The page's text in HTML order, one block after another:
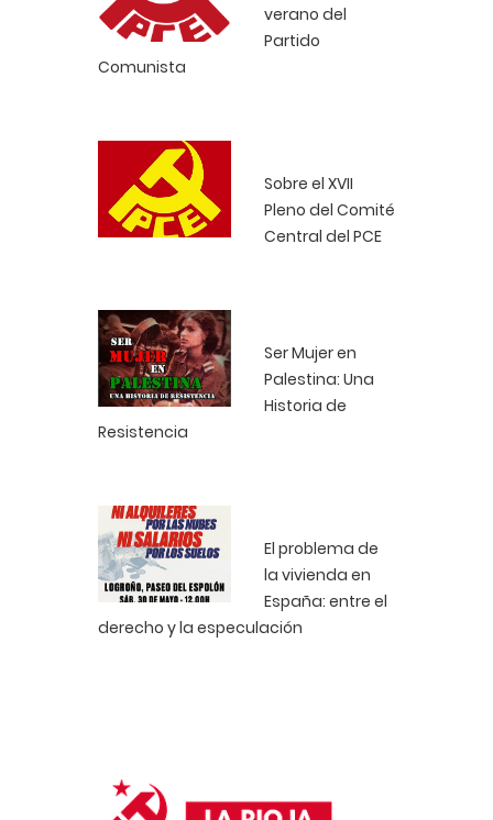
verano del
Partido
Comunista
Sobre el XVII
Pleno del Comité
Central del PCE
Ser Mujer en
Palestina: Una
Historia de
Resistencia
El problema de
la vivienda en
España: entre el
derecho y la especulación